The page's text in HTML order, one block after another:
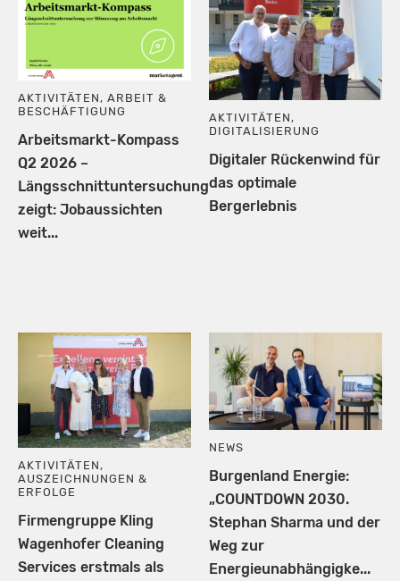
AKTIVITÄTEN,ARBEIT &
BESCHÄFTIGUNG
Arbeitsmarkt-Kompass
Q2 2026 –
Längsschnittuntersuchung
zeigt: Jobaussichten
weit...
AKTIVITÄTEN ,
DIGITALISIERUNG
Digitaler Rückenwind für
das optimale
Bergerlebnis
AKTIVITÄTEN,
AUSZEICHNUNGEN &
ERFOLGE
Firmengruppe Kling
Wagenhofer Cleaning
Services erstmals als
NEWS
Burgenland Energie:
„COUNTDOWN 2030.
Stephan Sharma und der
Weg zur
Energieunabhängigke...